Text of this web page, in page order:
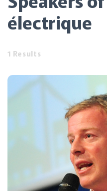
électrique
1 Results